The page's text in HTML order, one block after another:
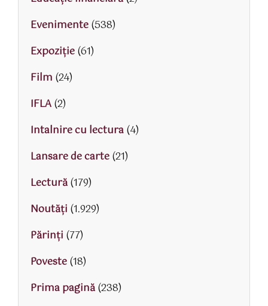
Evenimente(538)
Expoziție(61)
Film (24)
IFLA(2)
Intalnire cu lectura(4)
Lansare de carte(21)
Lectură(179)
Noutăți (1.929)
Părinţi (77)
Poveste(18)
Prima pagină(238)